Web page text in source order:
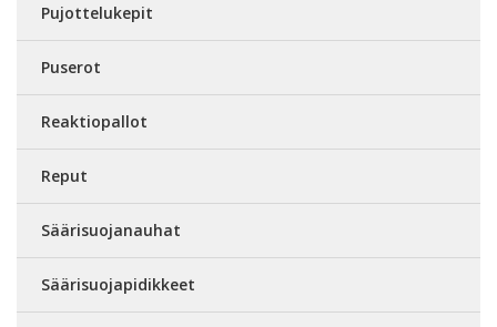
Pujottelukepit
Puserot
Reaktiopallot
Reput
Säärisuojanauhat
Säärisuojapidikkeet